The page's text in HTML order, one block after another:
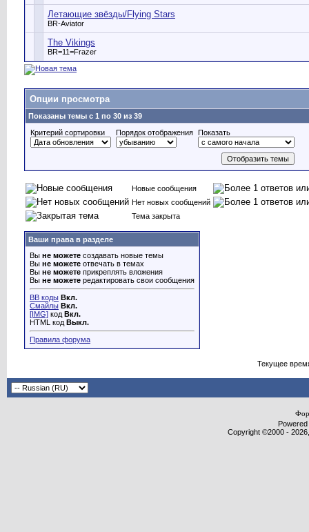
Летающие звёзды/Flying Stars
BR-Aviator
The Vikings
BR=11=Frazer
Опции просмотра
Показаны темы с 1 по 30 из 39
Критерий сортировки
Порядок отображения Показать
Новые сообщения
Нет новых сообщений
Тема закрыта
Ваши права в разделе
Вы не можете создавать новые темы
Вы не можете отвечать в темах
Вы не можете прикреплять вложения
Вы не можете редактировать свои сообщения
BB коды Вкл.
Смайлы Вкл.
[IMG] код Вкл.
HTML код Выкл.
Правила форума
Текущее
Copyright ©2000 -